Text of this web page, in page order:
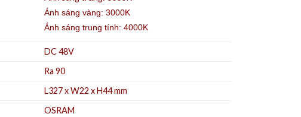
Ánh sáng vàng: 3000K
Ánh sáng trung tính: 4000K
DC 48V
Ra 90
L327 x W22 x H44 mm
OSRAM